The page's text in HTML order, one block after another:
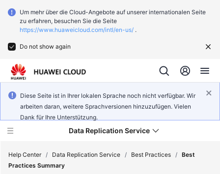
Um mehr über die Cloud-Angebote auf unserer internationalen Seite
zu erfahren, besuchen Sie die Seite
https://www.huaweicloud.com/intl/en-us/ .
Do not show again
Diese Seite ist in Ihrer lokalen Sprache noch nicht verfügbar. Wir
arbeiten daran, weitere Sprachversionen hinzuzufügen. Vielen
Dank für Ihre Unterstützung.
Data Replication Service
Help Center / Data Replication Service / Best Practices / Best
Practices Summary